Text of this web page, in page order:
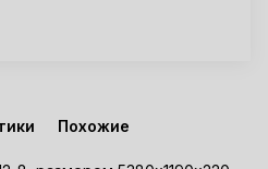
Похожие